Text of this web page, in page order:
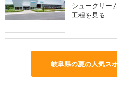
シュークリー
工程を見る
岐阜県の夏の人気ス